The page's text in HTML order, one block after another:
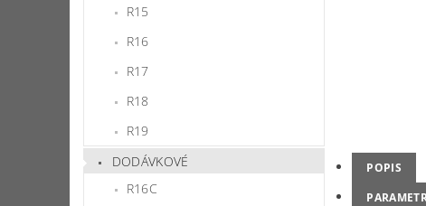
R15
R16
R17
R18
R19
DODÁVKOVÉ
R16C
POPIS